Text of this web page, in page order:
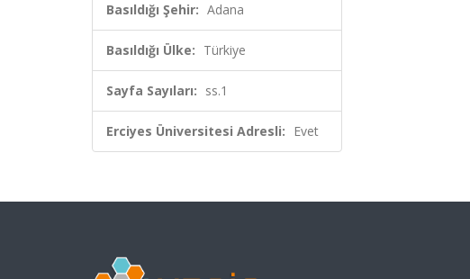
Basıldığı Şehir: Adana
Basıldığı Ülke: Türkiye
Sayfa Sayıları: ss.1
Erciyes Üniversitesi Adresli: Evet